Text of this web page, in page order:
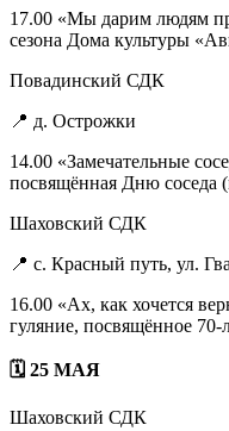
17.00 «Мы дарим людям
сезона Дома культуры
Повадинский СДК
📍 д. Острожки
14.00 «Замечательные
посвящённая Дню соседа
Шаховский СДК
📍 с. Красный путь, ул.
16.00 «Ах, как хочется
гуляние, посвящённое 70-
🗓 25 МАЯ
Шаховский СДК